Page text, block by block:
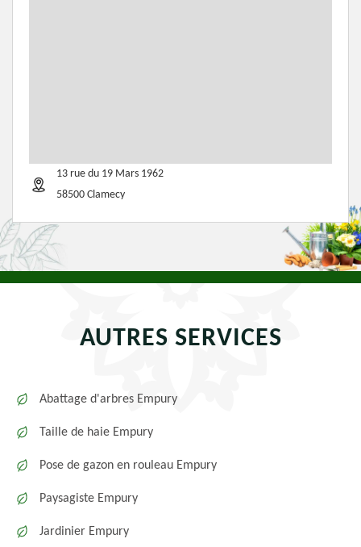
13 rue du 19 Mars 1962
58500 Clamecy
AUTRES SERVICES
Abattage d'arbres Empury
Taille de haie Empury
Pose de gazon en rouleau Empury
Paysagiste Empury
Jardinier Empury